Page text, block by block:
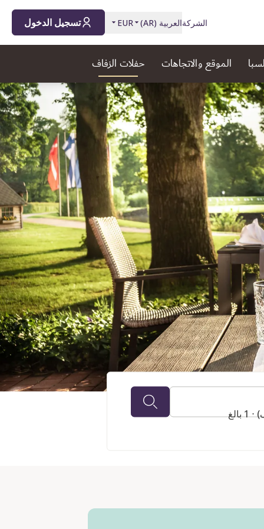
الشركةالعربية (
AR
)
EUR تسجيل الدخول
الموقع والاتجاهات حفلات الزفاف